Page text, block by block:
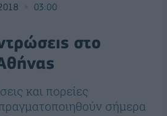
03:00
στο
και πορείες
σήμερα